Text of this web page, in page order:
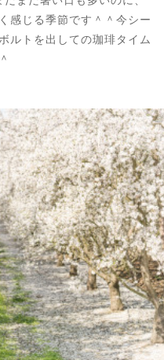
感じる季節です＾＾今シー
ルトを出しての珈琲タイム